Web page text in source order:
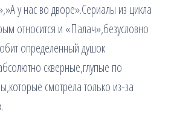
у нас во дворе».Сериалы из цикла
относится и «Палач»,безусловно
определенный душок
скверные,глупые по
смотрела только из-за